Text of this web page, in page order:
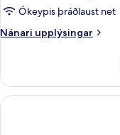
Ókeypis þráðlaust net
Nánari upplýsingar
Nánari
-
fjallasýn